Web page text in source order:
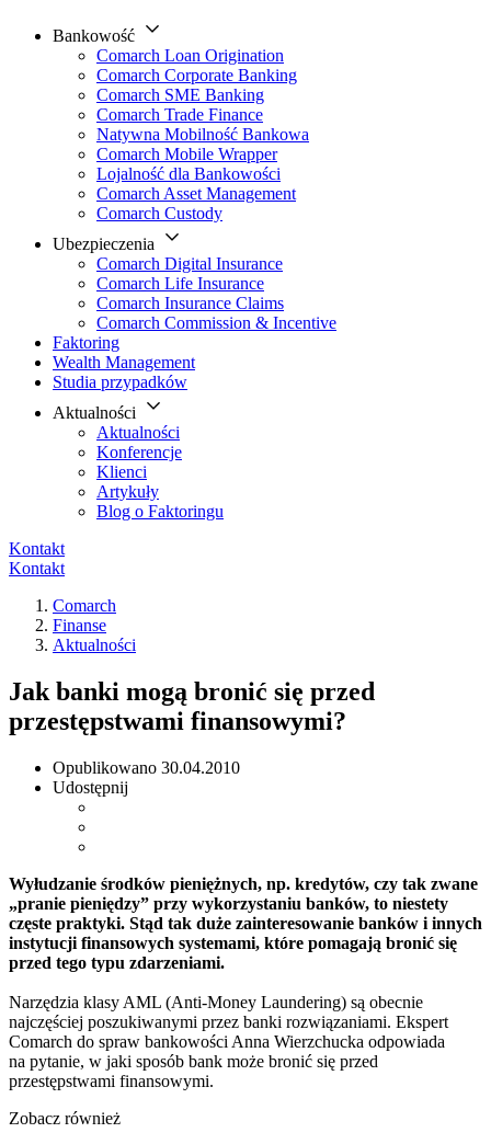
Bankowość
Comarch Loan Origination
Comarch Corporate Banking
Comarch SME Banking
Comarch Trade Finance
Natywna Mobilność Bankowa
Comarch Mobile Wrapper
Lojalność dla Bankowości
Comarch Asset Management
Comarch Custody
Ubezpieczenia
Comarch Digital Insurance
Comarch Life Insurance
Comarch Insurance Claims
Comarch Commission & Incentive
Faktoring
Wealth Management
Studia przypadków
Aktualności
Aktualności
Konferencje
Klienci
Artykuły
Blog o Faktoringu
Kontakt
Kontakt
Comarch
Finanse
Aktualności
Jak banki mogą bronić się przed
przestępstwami finansowymi?
Opublikowano 30.04.2010
Udostępnij
Wyłudzanie środków pieniężnych, np. kredytów, czy tak zwane
„pranie pieniędzy” przy wykorzystaniu banków, to niestety
częste praktyki. Stąd tak duże zainteresowanie banków i innych
instytucji finansowych systemami, które pomagają bronić się
przed tego typu zdarzeniami.
Narzędzia klasy AML (Anti-Money Laundering) są obecnie
najczęściej poszukiwanymi przez banki rozwiązaniami. Ekspert
Comarch do spraw bankowości Anna Wierzchucka odpowiada
na pytanie, w jaki sposób bank może bronić się przed
przestępstwami finansowymi.
Zobacz również